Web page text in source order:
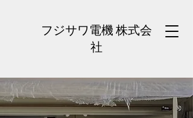
フジサワ電機 株式会
社